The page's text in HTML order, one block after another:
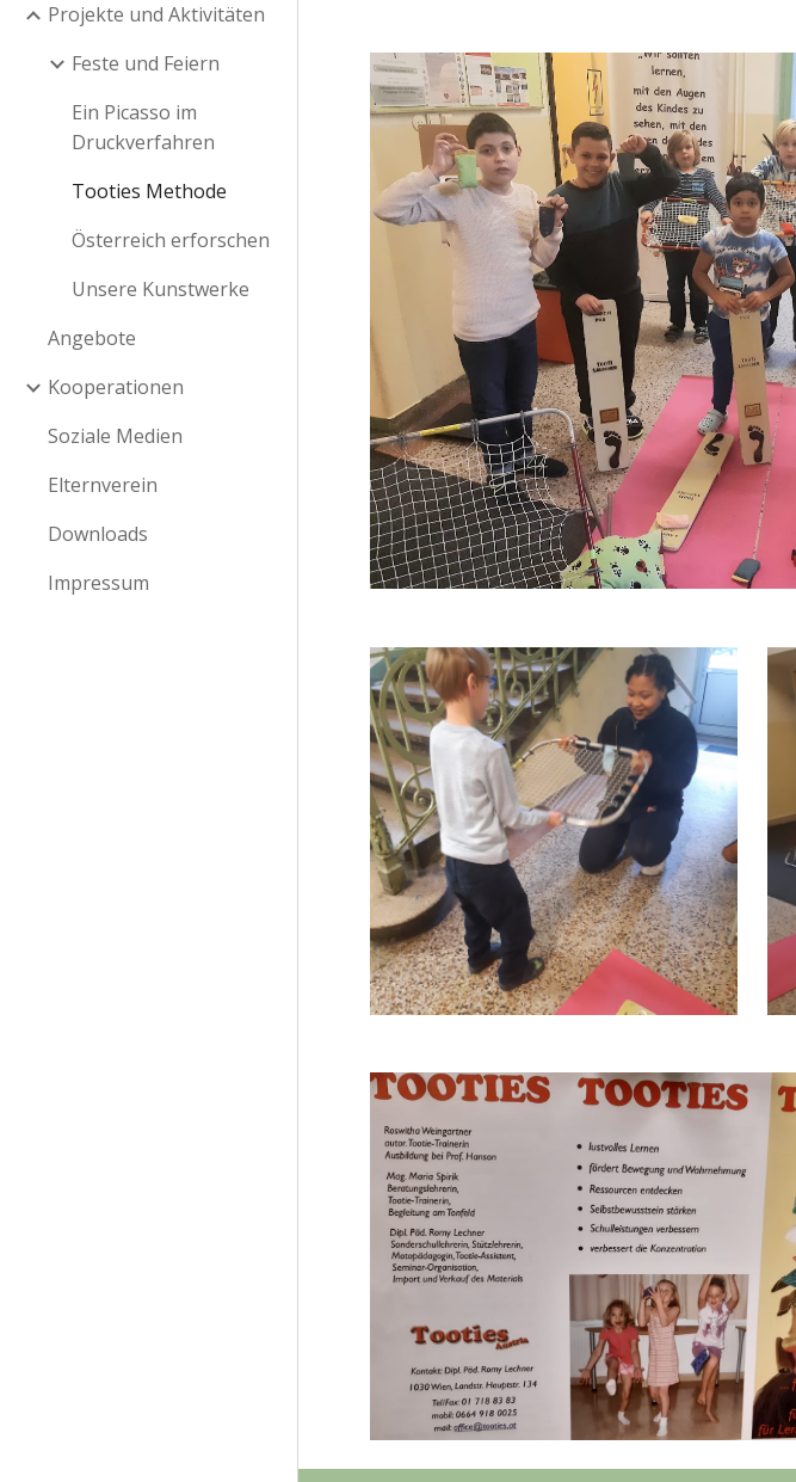
Projekte und Aktivitäten
Feste und Feiern
Ein Picasso im
Druckverfahren
Tooties Methode
Österreich erforschen
Unsere Kunstwerke
Angebote
Kooperationen
Soziale Medien
Elternverein
Downloads
Impressum